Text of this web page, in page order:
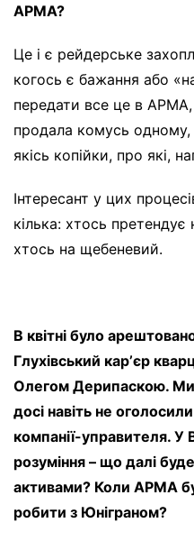
АРМА?
Це і є рейдерське
когось є бажання або
передати все це в
продала комусь одному,
якісь копійки, про які,
Інтересант у цих
кілька: хтось
хтось на щебеневий.
В квітні було
Глухівський карʼєр
Олегом Дерипаскою.
досі навіть не
компанії-управителя. У
розуміння – що далі
активами? Коли АРМА
робити з Юніграном?